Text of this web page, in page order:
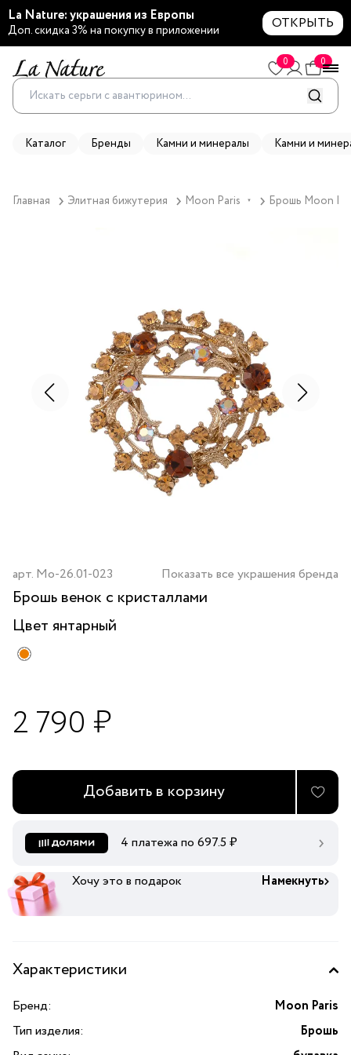
La Nature: украшения из Европы
Доп. скидка 3% на покупку в приложении ОТКРЫТЬ
0 0
Каталог Бренды Камни и минералы Камни и
Главная Элитная бижутерия Moon Paris ▼ Брошь Moon
арт. Mo-26.01-023 Показать все украшения бренда
Брошь венок с кристаллами
Цвет янтарный
2 790 ₽
Добавить в корзину
4 платежа по 697.5 ₽
Хочу это в подарок Намекнуть
Характеристики
Бренд:
Moon Paris
Тип изделия:
Брошь